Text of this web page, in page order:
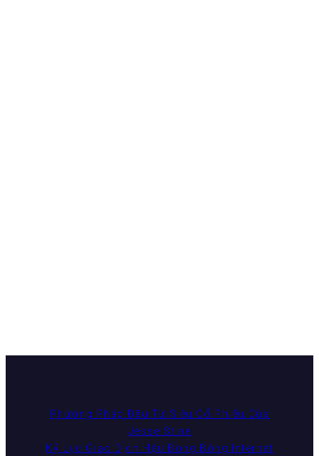
Phương Pháp Đầu Tư Siêu Cổ Phiếu Của
Jesse Stine
Kỷ Lục Giao Dịch Hậu Bong Bóng Internet